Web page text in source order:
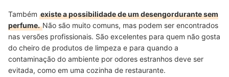
Também existe a possibilidade de um desengordurante sem
perfume.Não são muito comuns, mas podem ser encontrados
nas versões profissionais. São excelentes para quem não gosta
do cheiro de produtos de limpeza e para quando a
contaminação do ambiente por odores estranhos deve ser
evitada, como em uma cozinha de restaurante.